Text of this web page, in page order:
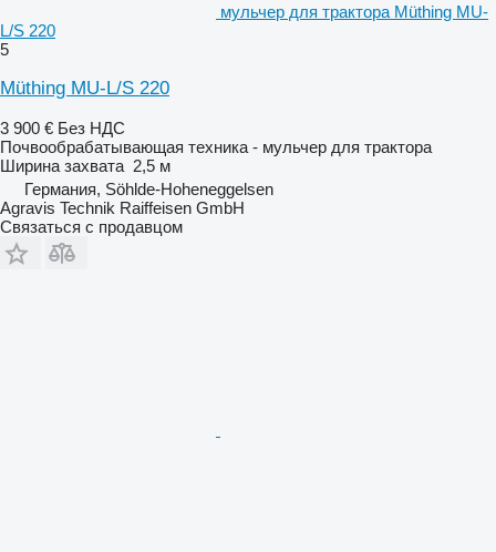
мульчер для трактора Müthing MU-
L/S 220
5
Müthing MU-L/S 220
3 900 € Без НДС
Почвообрабатывающая техника - мульчер для трактора
Ширина захвата 2,5 м
Германия, Söhlde-Hoheneggelsen
Agravis Technik Raiffeisen GmbH
Связаться с продавцом